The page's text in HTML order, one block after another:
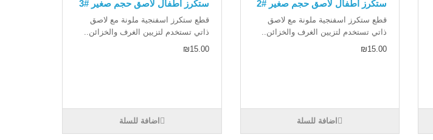
ستكرز اطفال لاصق حجم صغير #2
قطع ستكرز اسفنجية ملونة مع لاصق
ذاتي تستخدم لتزيين الغرف والخزائن..
₪15.00
اضافة للسلة
ستكرز اطفال لاصق حجم صغير #3
قطع ستكرز اسفنجية ملونة مع لاصق
ذاتي تستخدم لتزيين الغرف والخزائن..
₪15.00
اضافة للسلة